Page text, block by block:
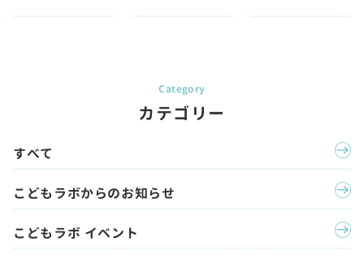
カテゴリー
すべて
こどもラボからのお知らせ
こどもラボ イベント